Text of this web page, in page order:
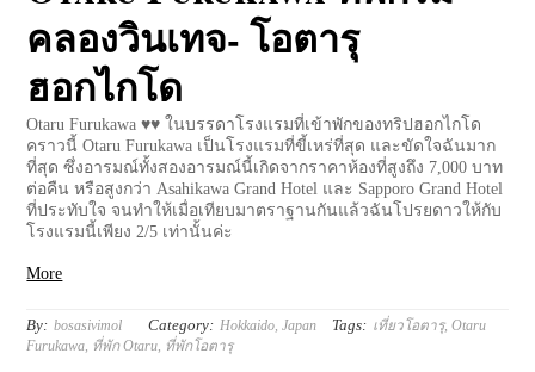
คลองวินเทจ- โอตารุ
ฮอกไกโด
Otaru Furukawa ♥♥ ในบรรดาโรงแรมที่เข้าพักของทริปฮอกไกโด
คราวนี้ Otaru Furukawa เป็นโรงแรมที่ขี้เหร่ที่สุด และขัดใจฉันมาก
ที่สุด ซึ่งอารมณ์ทั้งสองอารมณ์นี้เกิดจากราคาห้องที่สูงถึง 7,000 บาท
ต่อคืน หรือสูงกว่า Asahikawa Grand Hotel และ Sapporo Grand Hotel
ที่ประทับใจ จนทำให้เมื่อเทียบมาตราฐานกันแล้วฉันโปรยดาวให้กับ
โรงแรมนี้เพียง 2/5 เท่านั้นค่ะ
More
By: bosasivimol Category: Hokkaido ,Japan Tags: เที่ยวโอตารุ, Otaru
Furukawa ที่พัก Otaru ที่พักโอตารุ